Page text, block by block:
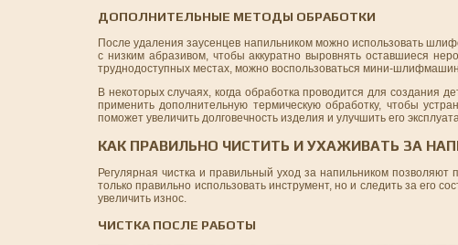
ДОПОЛНИТЕЛЬНЫЕ МЕТОДЫ ОБРАБОТКИ
После удаления заусенцев напильником можно использовать
с низким абразивом, чтобы аккуратно выровнять оставшиеся
труднодоступных местах, можно воспользоваться мини-
В некоторых случаях, когда обработка проводится для создания
применить дополнительную термическую обработку, чтобы
поможет увеличить долговечность изделия и улучшить его
КАК ПРАВИЛЬНО ЧИСТИТЬ И УХАЖИВАТЬ ЗА
Регулярная чистка и правильный уход за напильником
только правильно использовать инструмент, но и следить за его
увеличить износ.
ЧИСТКА ПОСЛЕ РАБОТЫ